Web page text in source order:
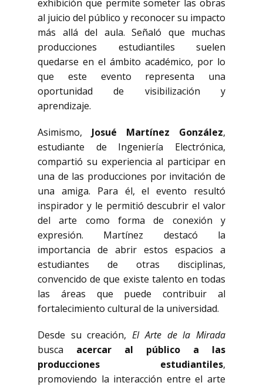
exhibición que permite someter las obras
al juicio del público y reconocer su impacto
más allá del aula. Señaló que muchas
producciones estudiantiles suelen
quedarse en el ámbito académico, por lo
que este evento representa una
oportunidad de visibilización y
aprendizaje.
Asimismo, Josué Martínez González,
estudiante de Ingeniería Electrónica,
compartió su experiencia al participar en
una de las producciones por invitación de
una amiga. Para él, el evento resultó
inspirador y le permitió descubrir el valor
del arte como forma de conexión y
expresión. Martínez destacó la
importancia de abrir estos espacios a
estudiantes de otras disciplinas,
convencido de que existe talento en todas
las áreas que puede contribuir al
fortalecimiento cultural de la universidad.
Desde su creación,El Arte de la Mirada
busca acercar al público a las
producciones estudiantiles,
promoviendo la interacción entre el arte